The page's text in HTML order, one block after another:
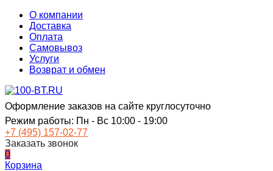
О компании
Доставка
Оплата
Самовывоз
Услуги
Возврат и обмен
Оформление заказов на сайте круглосуточно
Режим работы: Пн - Вс 10:00 - 19:00
+7 (495) 157-02-77
Заказать звонок
0
Корзина